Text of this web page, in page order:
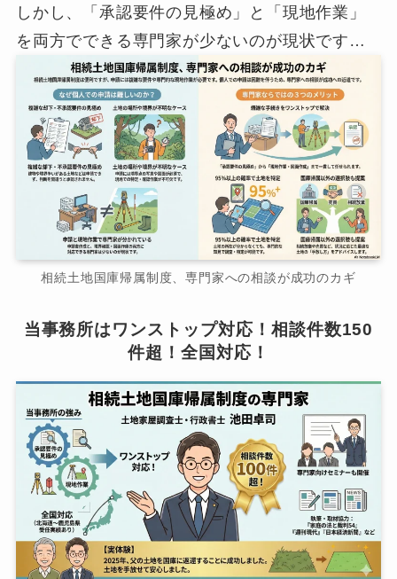
しかし、「承認要件の見極め」と「現地作業」
を両方でできる専門家が少ないのが現状です…
相続土地国庫帰属制度、専門家への相談が成功のカギ
当事務所はワンストップ対応！相談件数150
件超！全国対応！